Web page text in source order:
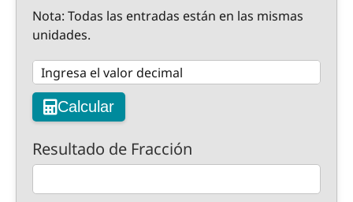
Nota: Todas las entradas están en las mismas
unidades.
Calcular
Resultado de Fracción